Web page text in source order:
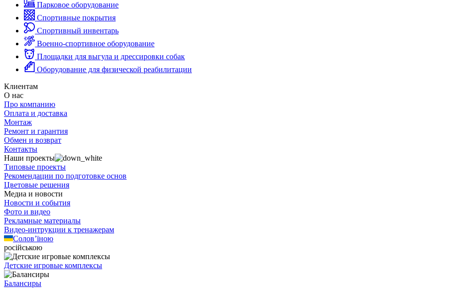
Парковое оборудование
Спортивные покрытия
Спортивный инвентарь
Военно-спортивное оборудование
Площадки для выгула и дрессировки собак
Оборудование для физической реабилитации
Клиентам
О нас
Про компанию
Оплата и доставка
Монтаж
Ремонт и гарантия
Обмен и возврат
Контакты
Наши проекты
Типовые проекты
Рекомендации по подготовке основ
Цветовые решения
Медиа и новости
Новости и события
Фото и видео
Рекламные материалы
Видео-интрукции к тренажерам
Солов’їною
російською
Детские игровые комплексы
Балансиры